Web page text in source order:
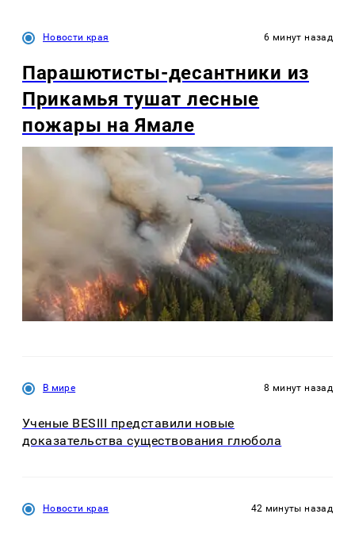
Новости края 6 минут назад
Парашютисты-десантники из
Прикамья тушат лесные
пожары на Ямале
В мире 8 минут назад
Ученые BESIII представили новые
доказательства существования глюбола
Новости края 42 минуты назад